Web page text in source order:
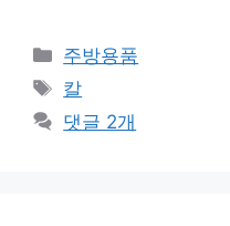
카
테
리
주방용품
태
그
칼
댓글 2개